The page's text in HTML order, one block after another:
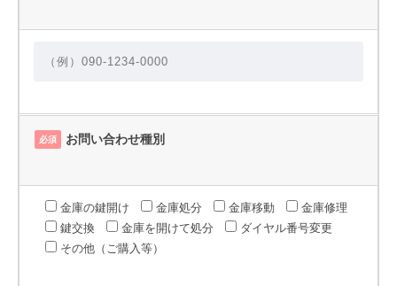
必須 お問い合わせ種別
金庫の鍵開け 金庫処分 金庫移動
金庫修理
鍵交換
金庫を開けて処分
ダイヤル番号変更
その他（ご購入等）